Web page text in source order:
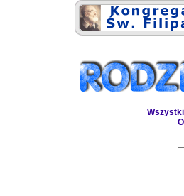
O